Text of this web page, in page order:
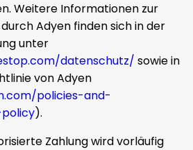
Weitere Informationen zur
Adyen finden sich in der
unter
datenschutz/ sowie in
von Adyen
policies-and-
).
Zahlung wird vorläufig